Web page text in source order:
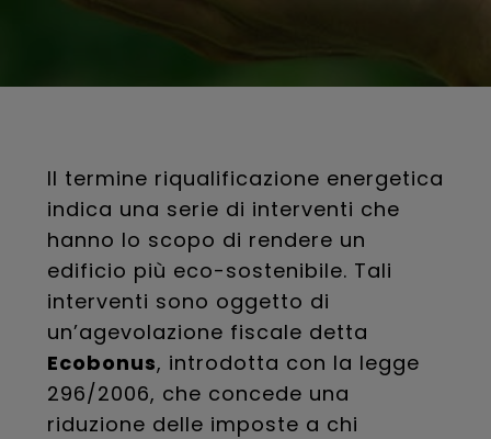
Il termine riqualificazione energetica
indica una serie di interventi che
hanno lo scopo di rendere un
edificio più eco-sostenibile. Tali
interventi sono oggetto di
un’agevolazione fiscale detta
Ecobonus, introdotta con la legge
296/2006, che concede una
riduzione delle imposte a chi